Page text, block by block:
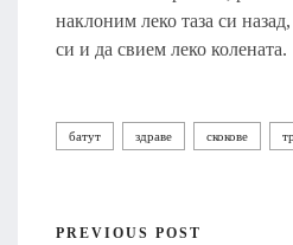
наклоним леко таза си
си и да свием леко колената.
батут здраве скокове
PREVIOUS POST